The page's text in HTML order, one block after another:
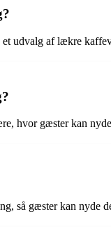
udvalg af lækre
hvor gæster kan
så gæster kan nyde